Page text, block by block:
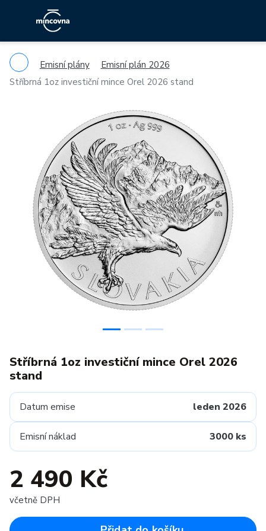
Emisní plány
Emisní plán 2026
Stříbrná 1oz investiční mince Orel 2026 stand
Previous
Stříbrná 1oz investiční mince Orel 2026
stand
Datum emise leden 2026
Emisní náklad 3000 ks
2 490 Kč
včetně DPH